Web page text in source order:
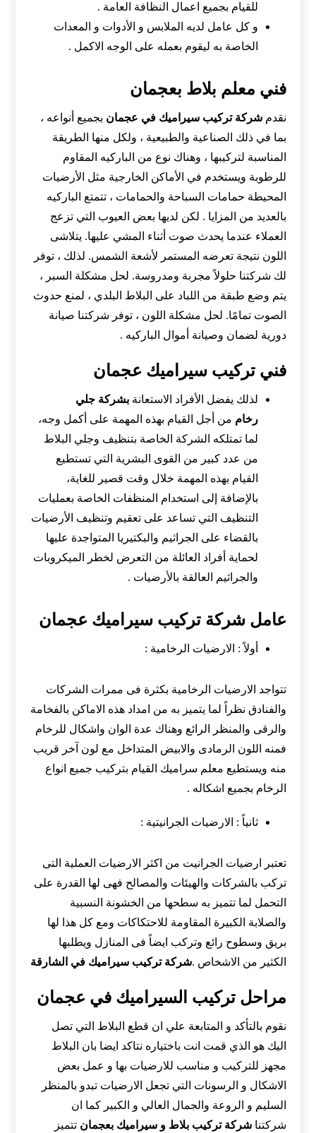
للقيام بجميع اعمال النظافة العامة .
و كل عامل لديه الملابس و الأدوات و المعدات
الخاصة به ليقوم بعمله على الوجه الاكمل .
فني معلم بلاط بعجمان
نقدمشركة تركيب سيراميك في عجمان بجميع أنواعه ،
بما في ذلك الصناعية والطبيعية ، ولكل منها الطريقة
المناسبة لتركيبها ، وهناك نوع من الباركيه المقاوم
للرطوبة ويستخدم في الأماكن الخارجية مثل الأرضيات
المحيطة حمامات السباحة والحمامات ، تتمتع الباركيه
بالعديد من المزايا . لكن لديها بعض العيوب التي تزعج
العملاء عندما يحدث صوت أثناء المشي عليها. يتلاشى
اللون نتيجة تعرضه المستمر لأشعة الشمس. لذلك ، توفر
لك شركتنا حلولاً مجربة ومدروسة. لحل مشكلة السبر ،
يتم وضع طبقة من اللباد على البلاط البلدي ، لمنع حدوث
الصوت تمامًا. لحل مشكلة اللون ، توفر شركتنا صيانة
دورية لضمان وصيانة أموال الباركيه .
فني تركيب سيراميك عجمان
لذلك يفضل الأفراد الاستعانة بشركة جلي
رخام من أجل القيام بهذه المهمة على أكمل وجه،
لما تمتلكه الشركة الخاصة بتنظيف وجلي البلاط
من عدد كبير من القوى البشرية التي تستطيع
القيام بهذه المهمة خلال وقت قصير للغاية،
بالإضافة إلى استخدام المنظفات الخاصة بعمليات
التنظيف التي تساعد على تعقيم وتنظيف الأرضيات
بالقضاء على الجراثيم والبكتيريا المتواجدة عليها
لحماية أفراد العائلة من التعرض لخطر الميكروبات
والجراثيم العالقة بالأرضيات .
عامل شركة تركيب سيراميك عجمان
أولاً : الارضيات الرخامية :
تتواجد الارضيات الرخامية بكثرة فى ممرات الشركات
والفنادق نظراً لما يتميز به من امداد هذه الاماكن بالفخامة
والرقى والمنظر الرائع وهناك عدة الوان واشكال للرخام
فمنه اللون الرمادى والابيض المتداخل مع لون آخر قريب
منه ويستطيع معلم سراميك القيام بتركيب جميع انواع
الرخام بجميع اشكاله .
ثانياً : الارضيات الجرانيتية :
تعتبر ارضيات الجرانيت من اكثر الارضيات العملية التى
تركب بالشركات والهيئات والمصالح فهى لها القدرة على
التحمل لما تتميز به سطحها من الخشونة النسبية
والصلابة الكبيرة المقاومة للاحتكاكات ومع كل هذا لها
بريق وسطوح رائع وتركب ايضاً فى المنازل ويطلبها
الكثير من الاشخاص .شركة تركيب سيراميك في الشارقة
مراحل تركيب السيراميك في عجمان
نقوم بالتأكد و المتابعة علي ان قطع البلاط التي تصل
اليك هو الذي قمت انت باختياره نتاكد ايضا بان البلاط
مجهز للتركيب و مناسب للارضيات بها و عمل بعض
الاشكال و الرسونات التي تجعل الارضيات تبدو بالمنظر
السليم و الروعة والجمال العالي و الكبير كما ان
شركتناشركة تركيب بلاط و سيراميك بعجمان تتميز